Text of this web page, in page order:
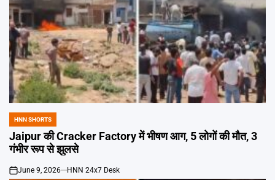
POSTED
IN
HNN SHORTS
Jaipur की Cracker Factory में भीषण आग, 5 लोगों की मौत, 3
गंभीर रूप से झुलसे
on
June 9, 2026 HNN 24x7 Desk